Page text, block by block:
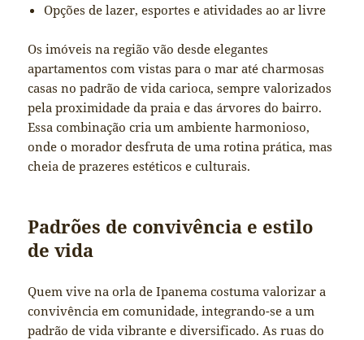
Opções de lazer, esportes e atividades ao ar livre
Os imóveis na região vão desde elegantes
apartamentos com vistas para o mar até charmosas
casas no padrão de vida carioca, sempre valorizados
pela proximidade da praia e das árvores do bairro.
Essa combinação cria um ambiente harmonioso,
onde o morador desfruta de uma rotina prática, mas
cheia de prazeres estéticos e culturais.
Padrões de convivência e estilo
de vida
Quem vive na orla de Ipanema costuma valorizar a
convivência em comunidade, integrando-se a um
padrão de vida vibrante e diversificado. As ruas do